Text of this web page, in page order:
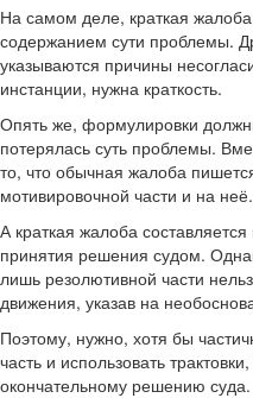
На самом деле, краткая
содержанием сути проблемы.
указываются причины
инстанции, нужна краткость.
Опять же, формулировки
потерялась суть проблемы.
то, что обычная жалоба
мотивировочной части и на неё.
А краткая жалоба
принятия решения судом.
лишь резолютивной части
движения, указав на
Поэтому, нужно, хотя бы
часть и использовать
окончательному решению суда.